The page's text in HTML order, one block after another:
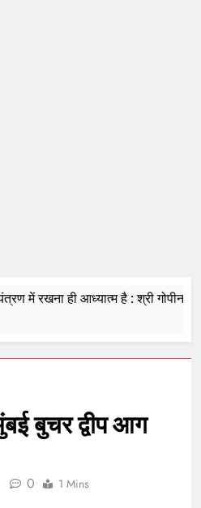
में रखना ही आध्यात्म है : श्री गोपीनाथ
बुचर द्वीप आग
0 1 Mins